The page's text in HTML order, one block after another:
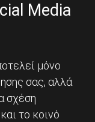
Media
μόνο
σας, αλλά
σχέση
το κοινό